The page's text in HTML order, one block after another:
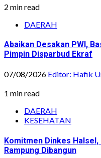
2 min read
DAERAH
Abaikan Desakan PWI,
Pimpin Disparbud Ekraf
07/08/2026 Editor: Hafik
1 min read
DAERAH
KESEHATAN
Komitmen Dinkes
Rampung Dibangun